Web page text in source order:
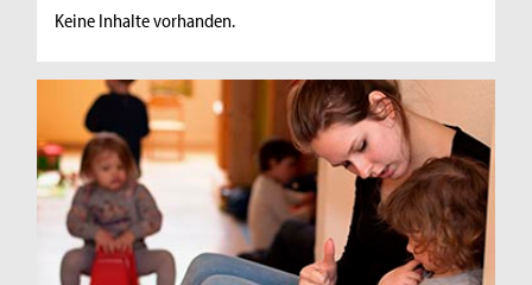
Keine Inhalte vorhanden.